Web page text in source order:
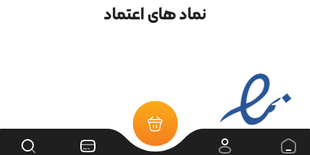
نماد های اعتماد